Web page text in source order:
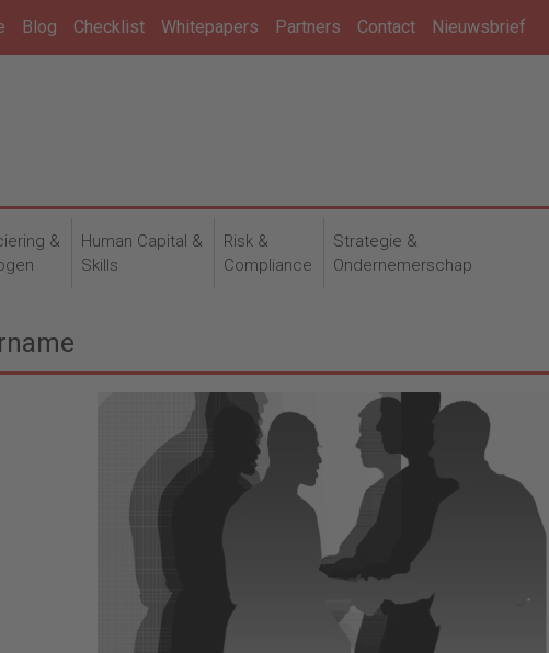
Blog Checklist Whitepapers Partners Contact Nieuwsbrief
&
Human Capital &
Skills
Risk &
Compliance
Strategie &
Ondernemerschap